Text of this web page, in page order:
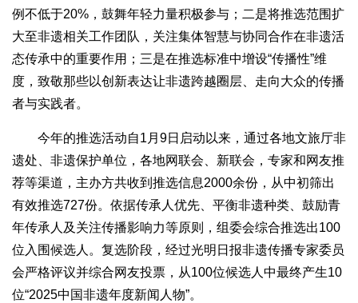
例不低于20%，鼓舞年轻力量积极参与；二是将推选范围扩
大至非遗相关工作团队，关注集体智慧与协同合作在非遗活
态传承中的重要作用；三是在推选标准中增设“传播性”维
度，致敬那些以创新表达让非遗跨越圈层、走向大众的传播
者与实践者。
今年的推选活动自1月9日启动以来，通过各地文旅厅非
遗处、非遗保护单位，各地网联会、新联会，专家和网友推
荐等渠道，主办方共收到推选信息2000余份，从中初筛出
有效推选727份。依据传承人优先、平衡非遗种类、鼓励青
年传承人及关注传播影响力等原则，组委会综合推选出100
位入围候选人。复选阶段，经过光明日报非遗传播专家委员
会严格评议并综合网友投票，从100位候选人中最终产生10
位“2025中国非遗年度新闻人物”。